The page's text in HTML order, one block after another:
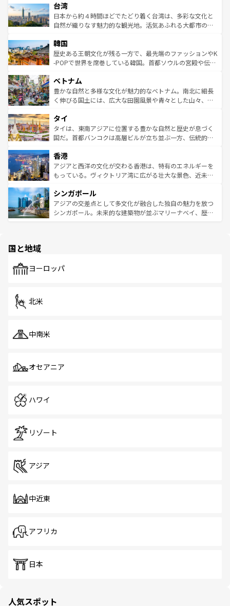
ならではの贅沢な旅のスタイルだ。 なお、新着のアメリカ
情報はコンテンツ一覧を参照してほしい。
れるおもてなしの心で訪れる人々を迎えてくれるハワイの
人々、おいしいローカルフードやハワイアンミュージッ
ク、伝統的なフラダンスなど、すべてがハワイの魅力を彩
ワイを、存分に味わってほしい。 なお、新着のハワイ情報
はコンテンツ一覧を参照してほしい。
リアリーフや大陸中央部にそびえるウルル（エアーズロッ
ク）、タスマニアの美しい原生林やケアンズの熱帯雨林な
ど、見どころがたくさん。また、カフェやワイン、オージ
いる。アクティビティも充実しており、サーフィンやダイ
ビング、ハイキングなど、アウトドア好きにはたまらな
い。オーストラリアの多彩な魅力を存分に味わいつくそ
参照してほしい。
台湾
日本から約４時間ほどでたどり着く台湾は、多彩な文化と
自然が織りなす魅力的な観光地。活気あふれる大都市の台
ン）、静ひつな山岳地帯である台湾東部など、都市の喧騒
と山間の静けさが共存しており、訪れる人に新しい発見と
驚きをもたらしてくれる。また、奥深い台湾の食文化も魅
容にもいいと評判のスイーツなど、バラエティ豊かな料理
が味わえる。 なお、新着の台湾情報は コンテンツ一覧を参
照してほしい。
韓国
歴史ある王朝文化が残る一方で、最先端のファッションやK
-POPで世界を席巻している韓国。首都ソウルの宮殿や伝統
き、地方に足を延ばせば四季折々の自然美を楽しむことが
できる。そして、キムチや焼肉、絶品のストリートフード
まで、さまざまな韓国料理が待っている。夜には、韓国な
リティに包まれながら、韓国の多彩な魅力を心ゆくまで味
わってみてほしい。 なお、新着の韓国情報はコンテンツ一
覧を参照してほしい。
ベトナム
豊かな自然と多様な文化が魅力的なベトナム。南北に細長
く伸びる国土には、広大な田園風景や青々とした山々、世
急速な発展と共に伝統が息づく。ハノイの古い町並みやホ
ーチミン市のフランス統治時代の建物も、独特の雰囲気を
醸し出している。また、バラエティの豊かさとおいしさで
とつ。フォーやバインミー、ベトナムコーヒーなどは、ぜ
ひ現地で味わいたい。どの地域を訪れてもあたたかい人々
が旅行者を迎えてくれるので、きっと忘れられない旅にな
参照してほしい。
タイ
タイは、東南アジアに位置する豊かな自然と歴史が息づく
国だ。首都バンコクは高層ビルが立ち並ぶ一方、伝統的な
の活気が交差している。北部ではチェンマイなどの山岳地
帯で自然と触れ合い、南部ではプーケットやクラビの美し
いビーチでリゾート気分を楽しむことができる。タイ料理
激する。気候は一年中温暖で、どの季節にも異なる楽しみ
が待っている。親しみやすいタイの人々、仏教を中心とし
た文化、そして多様な観光資源が、訪れる旅人を魅了し続
香港
アジアと西洋の文化が交わる香港は、特有のエネルギーを
もっている。ヴィクトリア湾に広がる壮大な景色、近未来
み、どこを訪れても感動するはず。観光スポットが密集し
ており、効率よく見どころを回れるのも魅力。息をのむよ
うな絶景から文化的な体験まで、香港を存分に楽しみ尽く
シンガポール
アジアの交差点として多文化が融合した独自の魅力を放つ
シンガポール。未来的な建築物が並ぶマリーナベイ、歴史
で、ホーカーズは地元の風情を楽しめる外せないスポット
国と地域
ヨーロッパ
北米
中南米
オセアニア
ハワイ
リゾート
アジア
中近東
アフリカ
日本
人気スポット